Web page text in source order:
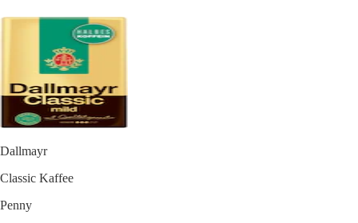
Dallmayr
Classic Kaffee
Penny